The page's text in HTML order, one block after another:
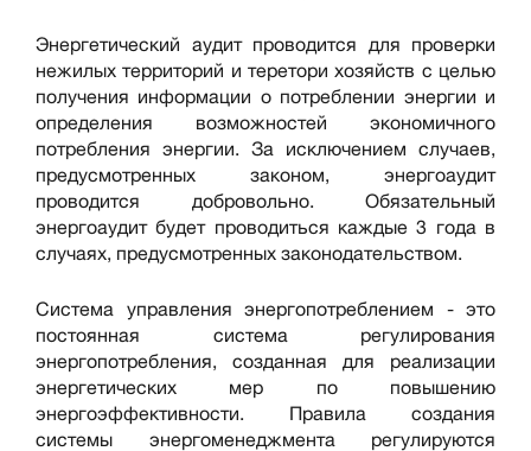
Энергетический аудит проводится для проверки
нежилых территорий и теретори хозяйств с целью
получения информации о потреблении энергии и
определения возможностей экономичного
потребления энергии. За исключением случаев,
предусмотренных законом, энергоаудит
проводится добровольно. Обязательный
энергоаудит будет проводиться каждые 3 года в
случаях, предусмотренных законодательством.
Система управления энергопотреблением - это
постоянная система регулирования
энергопотребления, созданная для реализации
энергетических мер по повышению
энергоэффективности. Правила создания
системы энергоменеджмента регулируются